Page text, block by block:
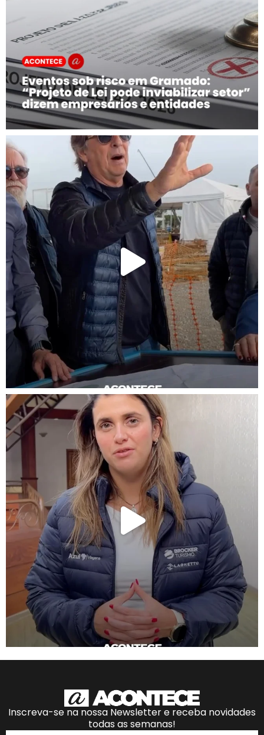
Inscreva-se na nossa Newsletter e receba novidades
todas as semanas!